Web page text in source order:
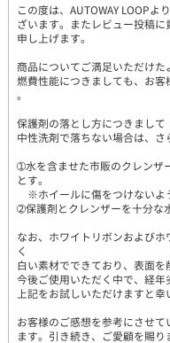
この度は、AUTOWAY LOOP
ざいます。またレビュー投稿
申し上げます。
商品についてご満足いただけた
燃費性能につきましても、お
。
保護剤の落とし方につきまして
中性洗剤で落ちない場合は、さ
➀水を含ませた市販のクレンザ
とす。
※ホイールに傷をつけないよ
➁保護剤とクレンザーを十分な
なお、ホワイトリボンおよび
く
白い素材でできており、表面を
今後ご使用いただく中で、経
上記をお試しいただけますと幸
お客様のご感想を参考にさせ
ます。引き続き、ご愛顧を賜り